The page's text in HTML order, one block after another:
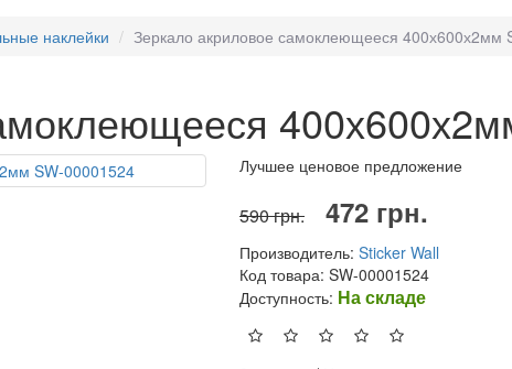
наклейки Зеркало акриловое самоклеющееся 400х600х2мм
Лучшее ценовое предложение
590 грн. 472 грн.
Производитель: Sticker Wall
Код товара: SW-00001524
Доступность: На складе